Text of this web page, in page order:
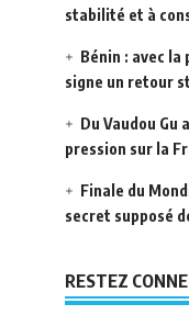
stabilité et à
Bénin : avec
signe un retour
Du Vaudou Gu
pression sur la
Finale du
secret supposé
RESTEZ